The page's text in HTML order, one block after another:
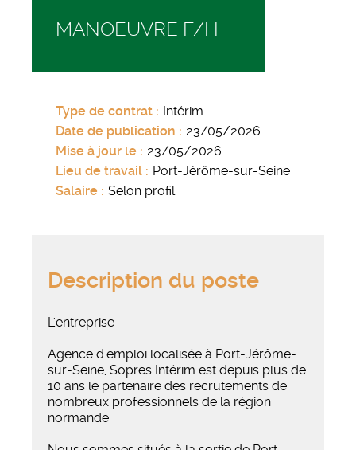
MANOEUVRE F/H
Type de contrat
Intérim
Date de publication
23/05/2026
Mise à jour le
23/05/2026
Lieu de travail
Port-Jérôme-sur-Seine
Salaire
Selon profil
Description du poste
L'entreprise
Agence d'emploi localisée à Port-Jérôme-
sur-Seine, Sopres Intérim est depuis plus de
10 ans le partenaire des recrutements de
nombreux professionnels de la région
normande.